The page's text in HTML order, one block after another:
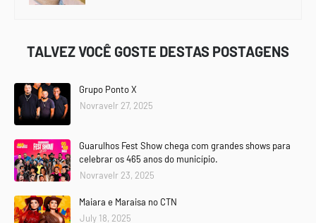
TALVEZ VOCÊ GOSTE DESTAS POSTAGENS
Grupo Ponto X
Novravelr 27, 2025
Guarulhos Fest Show chega com grandes shows para
celebrar os 465 anos do município.
Novravelr 23, 2025
Maiara e Maraisa no CTN
July 18, 2025